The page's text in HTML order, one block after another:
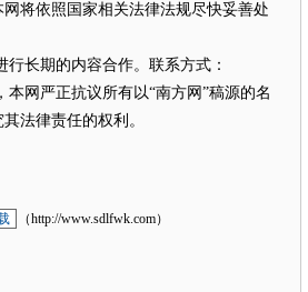
将依照国家相关法律法规尽快妥善处
长期的内容合作。联系方式：
本网严正抗议所有以“南方网”稿源的名
法律责任的权利。
（http://www.sdlfwk.com）